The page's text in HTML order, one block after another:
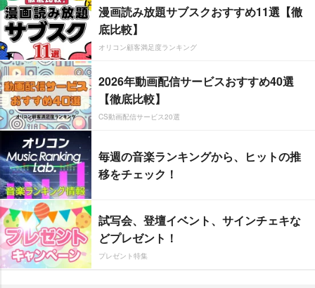
漫画読み放題サブスクおすすめ11選【徹
底比較】
オリコン顧客満足度ランキング
2026年動画配信サービスおすすめ40選
【徹底比較】
CS動画配信サービス20選
毎週の音楽ランキングから、ヒットの推
移をチェック！
試写会、登壇イベント、サインチェキな
どプレゼント！
プレゼント特集